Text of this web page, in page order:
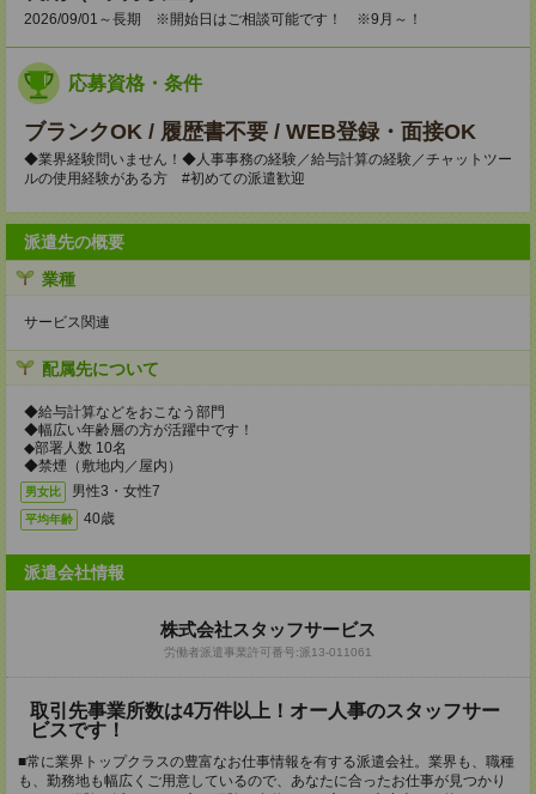
2026/09/01～長期 ※開始日はご相談可能です！ ※9月～！
応募資格・条件
ブランクOK / 履歴書不要 / WEB登録・面接OK
◆業界経験問いません！◆人事事務の経験／給与計算の経験／チャットツー
ルの使用経験がある方 #初めての派遣歓迎
派遣先の概要
業種
サービス関連
配属先について
◆給与計算などをおこなう部門
◆幅広い年齢層の方が活躍中です！
◆部署人数 10名
◆禁煙（敷地内／屋内）
男女比 男性3・女性7
平均年齢 40歳
派遣会社情報
株式会社スタッフサービス
労働者派遣事業許可番号:派13-011061
取引先事業所数は4万件以上！オー人事のスタッフサー
ビスです！
■常に業界トップクラスの豊富なお仕事情報を有する派遣会社。業界も、職種
も、勤務地も幅広くご用意しているので、あなたに合ったお仕事が見つかり